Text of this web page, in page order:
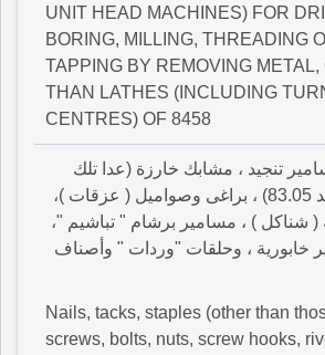
UNIT HEAD MACHINES) FOR
BORING, MILLING, THREADING
TAPPING BY REMOVING METAL,
THAN LATHES (INCLUDING
CENTRES) OF 8458
تنجيد ، مشابك خارزة (عدا تلك
الداخلة فى البند 83.05) ، براغى وصواميل ( عزقات )،
( شناكل ) ، مسامير برشام " تباشيم "،
خابورية ، وحلقات "وردات " وأصناف
Nails, tacks, staples (other than
screws, bolts, nuts, screw hooks,